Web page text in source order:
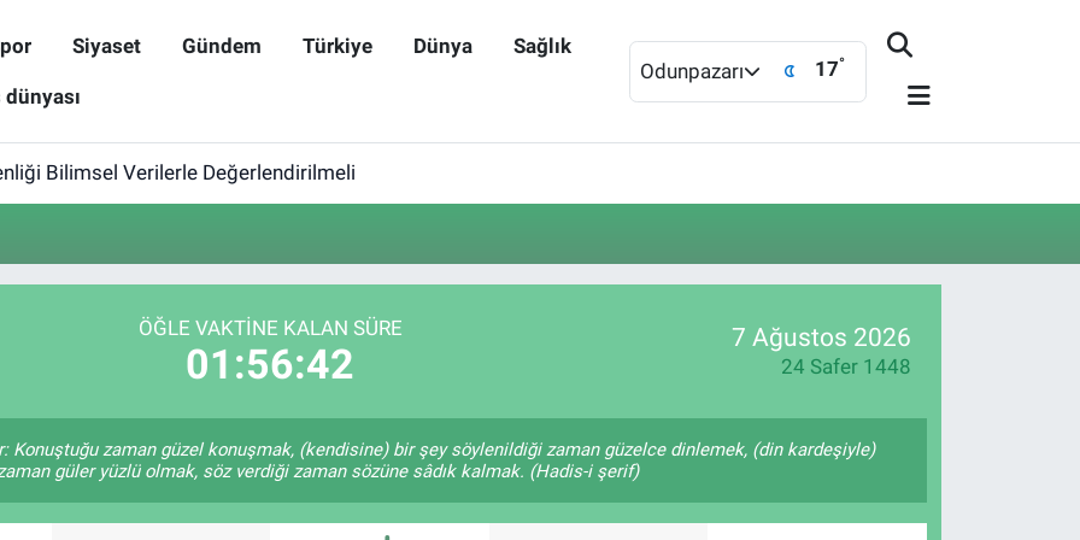
Siyaset Gündem Türkiye Dünya Sağlık
Odunpazarı 17°
Bilimsel Verilerle Değerlendirilmeli
ÖĞLE VAKTINE KALAN SÜRE
01:56:42
7 Ağustos 2026
24 Safer 1448
Konuştuğu zaman güzel konuşmak, (kendisine) bir şey söylenildiği zaman güzelce dinlemek, (din kardeşiyle)
zaman güler yüzlü olmak, söz verdiği zaman sözüne sâdık kalmak. (Hadis-i şerif)